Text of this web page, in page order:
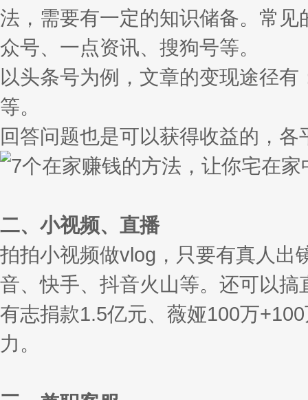
法，需要有一定的知识储备。常
众号、一点资讯、搜狗号等。
以头条号为例，文章的变现途径
等。
回答问题也是可以获得收益的，
二、小视频、直播
拍拍小视频做vlog，只要有真人出
音、快手、抖音火山等。还可以
有志捐款1.5亿元、薇娅100万
力。